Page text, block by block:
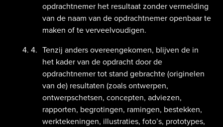
opdrachtnemer het resultaat zonder vermelding
van de naam van de opdrachtnemer openbaar te
maken of te verveelvoudigen.
Tenzij anders overeengekomen, blijven de in
het kader van de opdracht door de
opdrachtnemer tot stand gebrachte (originelen
van de) resultaten (zoals ontwerpen,
ontwerpschetsen, concepten, adviezen,
rapporten, begrotingen, ramingen, bestekken,
werktekeningen, illustraties, foto’s, prototypes,